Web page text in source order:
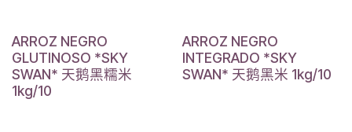
ARROZ NEGRO
GLUTINOSO *SKY
SWAN* 天鹅黑糯米
1kg/10
ARROZ NEGRO
INTEGRADO *SKY
SWAN* 天鹅黑米 1kg/10